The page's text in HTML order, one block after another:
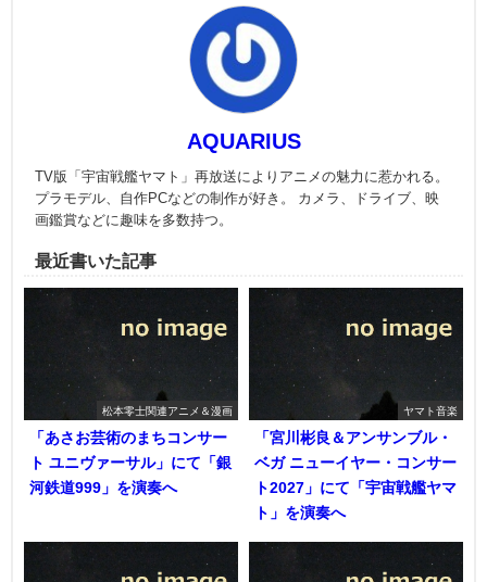
AQUARIUS
TV版「宇宙戦艦ヤマト」再放送によりアニメの魅力に惹かれる。
プラモデル、自作PCなどの制作が好き。 カメラ、ドライブ、映
画鑑賞などに趣味を多数持つ。
最近書いた記事
松本零士関連アニメ＆漫画
「あさお芸術のまちコンサー
ト ユニヴァーサル」にて「銀
河鉄道999」を演奏へ
ヤマト音楽
「宮川彬良＆アンサンブル・
ベガ ニューイヤー・コンサー
ト2027」にて「宇宙戦艦ヤマ
ト」を演奏へ